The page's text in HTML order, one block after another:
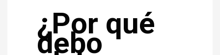
¿Por qué
debo